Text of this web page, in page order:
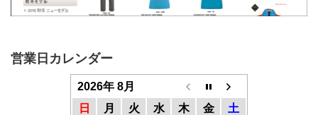
営業日カレンダー
2026年 8月
日
月 火 水 木 金
土